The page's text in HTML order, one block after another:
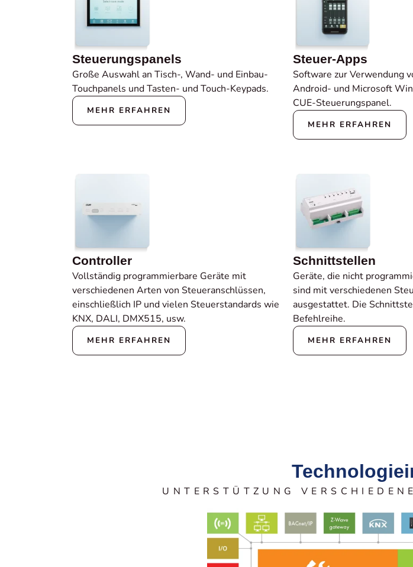
Steuerungspanels
Große Auswahl an Tisch-, Wand- und Einbau-
Touchpanels und Tasten- und Touch-Keypads.
MEHR ERFAHREN
Steuer-Apps
Software zur Verwendung
Android- und Microsoft
CUE-Steuerungspanel.
MEHR ERFAHREN
Controller
Vollständig programmierbare Geräte mit
verschiedenen Arten von Steueranschlüssen,
einschließlich IP und vielen Steuerstandards wie
KNX, DALI, DMX515, usw.
MEHR ERFAHREN
Schnittstellen
Geräte, die nicht
sind mit verschiedenen
ausgestattet. Die
Befehlreihe.
MEHR ERFAHREN
UNTERSTÜTZUNG